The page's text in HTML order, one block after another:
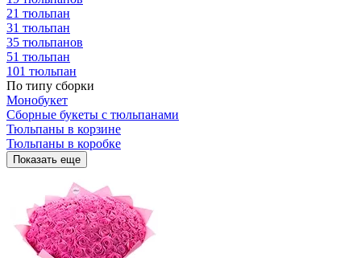
21 тюльпан
31 тюльпан
35 тюльпанов
51 тюльпан
101 тюльпан
По типу сборки
Монобукет
Сборные букеты с тюльпанами
Тюльпаны в корзине
Тюльпаны в коробке
Показать еще